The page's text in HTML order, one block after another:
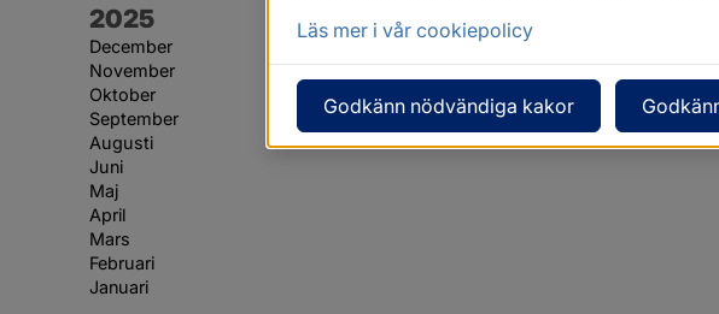
År:
2025
December
November
Oktober
September
Augusti
Juni
Maj
April
Mars
Februari
Januari
Läs mer i vår cookiepolicy
Godkänn nödvändiga kakor